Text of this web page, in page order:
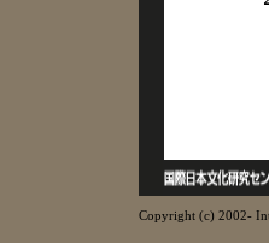
Copyright (c) 2002-